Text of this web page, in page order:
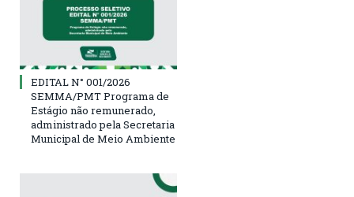
EDITAL N° 001/2026
SEMMA/PMT Programa de
Estágio não remunerado,
administrado pela Secretaria
Municipal de Meio Ambiente